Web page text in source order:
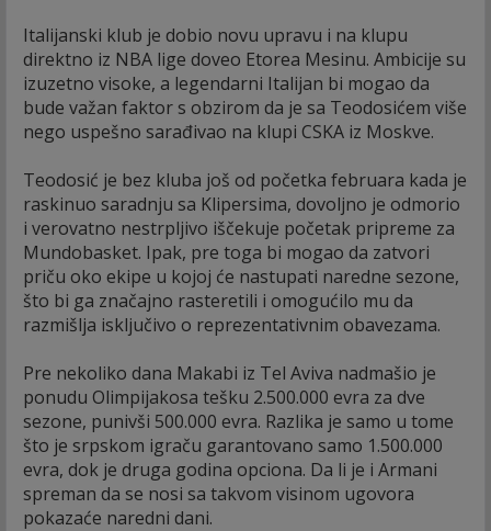
Italijanski klub je dobio novu upravu i na klupu
direktno iz NBA lige doveo Etorea Mesinu. Ambicije su
izuzetno visoke, a legendarni Italijan bi mogao da
bude važan faktor s obzirom da je sa Teodosićem više
nego uspešno sarađivao na klupi CSKA iz Moskve.
Teodosić je bez kluba još od početka februara kada je
raskinuo saradnju sa Klipersima, dovoljno je odmorio
i verovatno nestrpljivo iščekuje početak pripreme za
Mundobasket. Ipak, pre toga bi mogao da zatvori
priču oko ekipe u kojoj će nastupati naredne sezone,
što bi ga značajno rasteretili i omogućilo mu da
razmišlja isključivo o reprezentativnim obavezama.
Pre nekoliko dana Makabi iz Tel Aviva nadmašio je
ponudu Olimpijakosa tešku 2.500.000 evra za dve
sezone, punivši 500.000 evra. Razlika je samo u tome
što je srpskom igraču garantovano samo 1.500.000
evra, dok je druga godina opciona. Da li je i Armani
spreman da se nosi sa takvom visinom ugovora
pokazaće naredni dani.